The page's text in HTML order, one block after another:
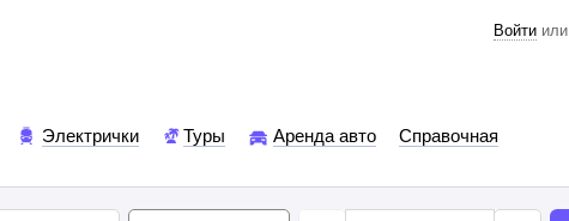
Войти или
Электрички Туры Аренда авто Справочная